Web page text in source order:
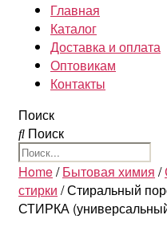
Главная
Каталог
Доставка и оплата
Оптовикам
Контакты
Поиск
Поиск
Home/Бытовая химия /
стирки / Стиральный
СТИРКА